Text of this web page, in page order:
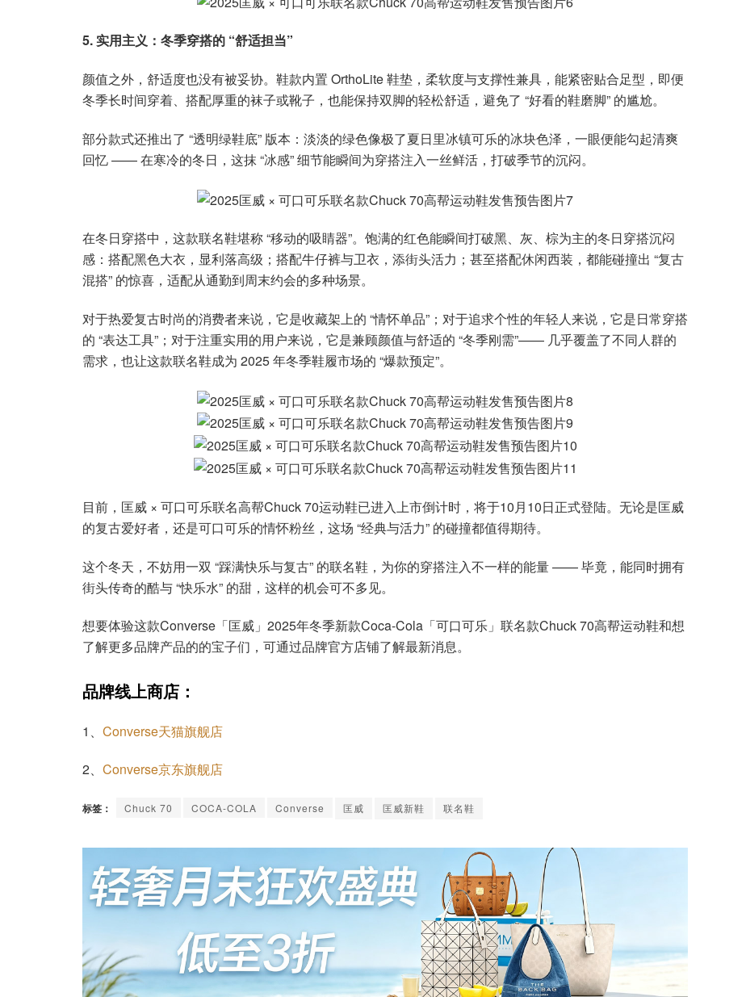
5. 实用主义：冬季穿搭的 “舒适担当”
颜值之外，舒适度也没有被妥协。鞋款内置 OrthoLite 鞋垫，柔软度与支撑性兼具，能紧密贴合足型，即便
冬季长时间穿着、搭配厚重的袜子或靴子，也能保持双脚的轻松舒适，避免了 “好看的鞋磨脚” 的尴尬。
部分款式还推出了 “透明绿鞋底” 版本：淡淡的绿色像极了夏日里冰镇可乐的冰块色泽，一眼便能勾起清爽
回忆 —— 在寒冷的冬日，这抹 “冰感” 细节能瞬间为穿搭注入一丝鲜活，打破季节的沉闷。
在冬日穿搭中，这款联名鞋堪称 “移动的吸睛器”。饱满的红色能瞬间打破黑、灰、棕为主的冬日穿搭沉闷
感：搭配黑色大衣，显利落高级；搭配牛仔裤与卫衣，添街头活力；甚至搭配休闲西装，都能碰撞出 “复古
混搭” 的惊喜，适配从通勤到周末约会的多种场景。
对于热爱复古时尚的消费者来说，它是收藏架上的 “情怀单品”；对于追求个性的年轻人来说，它是日常穿搭
的 “表达工具”；对于注重实用的用户来说，它是兼顾颜值与舒适的 “冬季刚需”—— 几乎覆盖了不同人群的
需求，也让这款联名鞋成为 2025 年冬季鞋履市场的 “爆款预定”。
目前，匡威 × 可口可乐联名高帮Chuck 70运动鞋已进入上市倒计时，将于10月10日正式登陆。无论是匡威
的复古爱好者，还是可口可乐的情怀粉丝，这场 “经典与活力” 的碰撞都值得期待。
这个冬天，不妨用一双 “踩满快乐与复古” 的联名鞋，为你的穿搭注入不一样的能量 —— 毕竟，能同时拥有
街头传奇的酷与 “快乐水” 的甜，这样的机会可不多见。
想要体验这款Converse「匡威」2025年冬季新款Coca-Cola「可口可乐」联名款Chuck 70高帮运动鞋和想
了解更多品牌产品的的宝子们，可通过品牌官方店铺了解最新消息。
品牌线上商店：
1、 Converse天猫旗舰店
2、 Converse京东旗舰店
标签： Chuck 70 COCA-COLA Converse 匡威 匡威新鞋 联名鞋